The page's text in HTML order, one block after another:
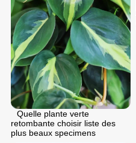
Quelle plante verte
retombante choisir liste des
plus beaux specimens